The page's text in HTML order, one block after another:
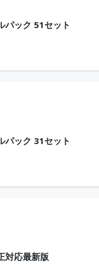
パック 51セット
パック 31セット
対応最新版